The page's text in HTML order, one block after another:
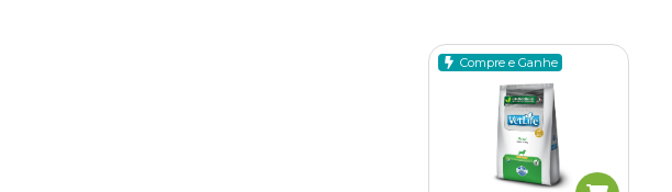
Compre e Ganhe